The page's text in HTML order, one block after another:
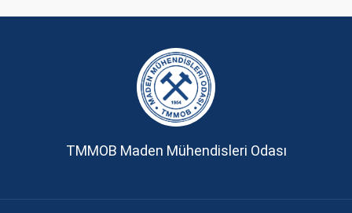
TMMOB Maden Mühendisleri Odası